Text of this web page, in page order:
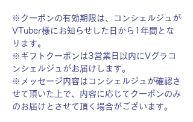
※クーポンの有効期限は、コンシェルジュが
VTuber様にお知らせした日から1年間とな
ります。
※ギフトクーポンは3営業日以内にVグラコ
ンシェルジュがお届けします。
※メッセージ内容はコンシェルジュが確認さ
せて頂いた上で、内容に応じてクーポンのみ
のお届けとさせて頂く場合がございます。